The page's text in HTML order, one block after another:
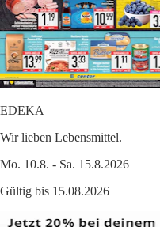
EDEKA
Wir lieben Lebensmittel.
Mo. 10.8. - Sa. 15.8.2026
Gültig bis 15.08.2026